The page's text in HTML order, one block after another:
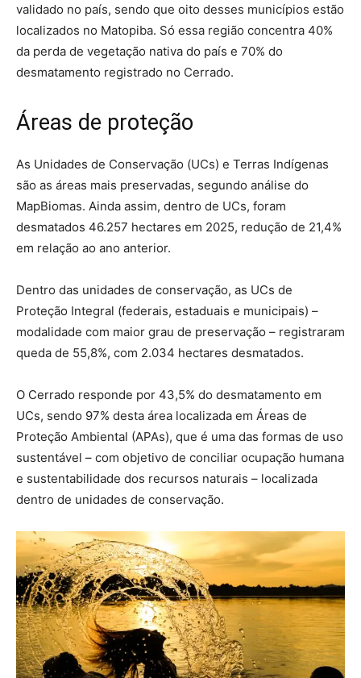
validado no país, sendo que oito desses municípios estão
localizados no Matopiba. Só essa região concentra 40%
da perda de vegetação nativa do país e 70% do
desmatamento registrado no Cerrado.
Áreas de proteção
As Unidades de Conservação (UCs) e Terras Indígenas
são as áreas mais preservadas, segundo análise do
MapBiomas. Ainda assim, dentro de UCs, foram
desmatados 46.257 hectares em 2025, redução de 21,4%
em relação ao ano anterior.
Dentro das unidades de conservação, as UCs de
Proteção Integral (federais, estaduais e municipais) –
modalidade com maior grau de preservação – registraram
queda de 55,8%, com 2.034 hectares desmatados.
O Cerrado responde por 43,5% do desmatamento em
UCs, sendo 97% desta área localizada em Áreas de
Proteção Ambiental (APAs), que é uma das formas de uso
sustentável – com objetivo de conciliar ocupação humana
e sustentabilidade dos recursos naturais – localizada
dentro de unidades de conservação.